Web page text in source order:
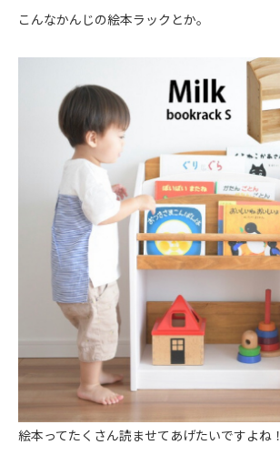
こんなかんじの絵本ラックとか。
絵本ってたくさん読ませてあげたいですよね！